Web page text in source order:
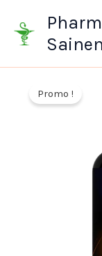
contenu
Promo !